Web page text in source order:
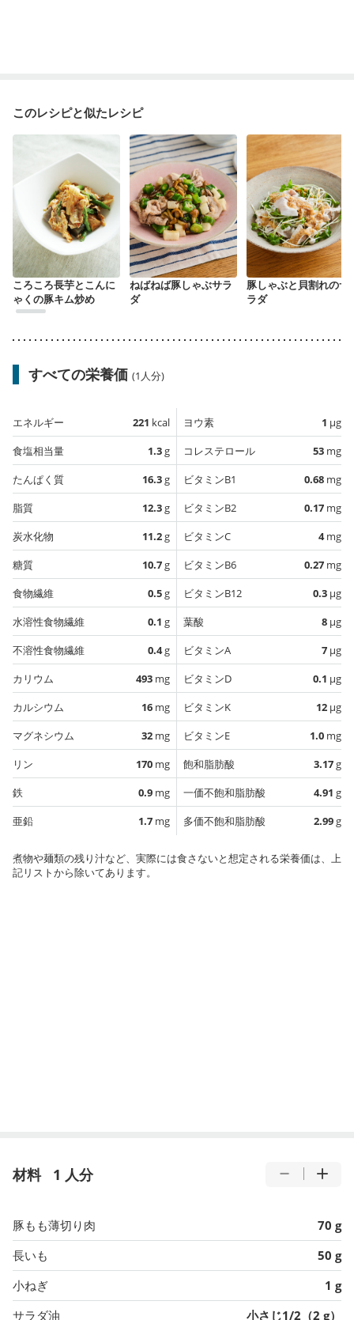
このレシピと似たレシピ
ころころ長芋とこんに
ゃくの豚キム炒め
ねばねば豚しゃぶサラ
ダ
豚しゃぶと貝割れのサ
ラダ
すべての栄養価 (1人分)
エネルギー 221 kcal
食塩相当量
1.3g
たんぱく質
16.3g
脂質
12.3g
炭水化物
11.2g
糖質
10.7g
食物繊維
0.5g
水溶性食物繊維
0.1 g
不溶性食物繊維
0.4g
カリウム
493 mg
カルシウム
16 mg
マグネシウム
32 mg
リン
170 mg
鉄
0.9 mg
亜鉛
1.7 mg
ヨウ素 1 µg
コレステロール
53 mg
ビタミンB1
0.68 mg
ビタミンB2
0.17 mg
ビタミンC
4mg
ビタミンB6
0.27 mg
ビタミンB12
0.3 µg
葉酸
8 µg
ビタミンA
7 µg
ビタミンD
0.1 µg
ビタミンK
12 µg
ビタミンE
1.0 mg
飽和脂肪酸
3.17g
一価不飽和脂肪酸
4.91 g
多価不飽和脂肪酸
2.99g
煮物や麺類の残り汁など、実際には食さないと想定される栄養価は、上
記リストから除いてあります。
材料 1 人分
豚もも薄切り肉
70 g
長いも
50 g
小ねぎ
1 g
サラダ油
小さじ1/2（2 g）